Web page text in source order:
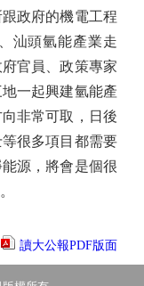
政府的機電工程
汕頭氫能產業走
官員、政策專家
一起興建氫能產
非常可取，日後
很多項目都需要
源，將會是個很
讀大公報PDF版面